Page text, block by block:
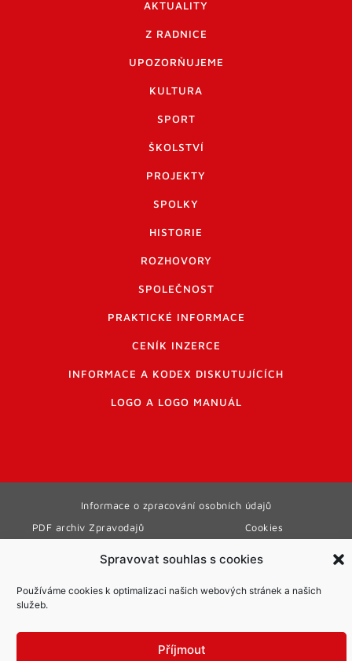
Spravovat souhlas s cookies
Používáme cookies k optimalizaci našich webových stránek a našich
služeb.
Příjmout
AKTUALITY
Z RADNICE
UPOZORŇUJEME
KULTURA
SPORT
ŠKOLSTVÍ
PROJEKTY
SPOLKY
HISTORIE
ROZHOVORY
SPOLEČNOST
PRAKTICKÉ INFORMACE
CENÍK INZERCE
INFORMACE A KODEX DISKUTUJÍCÍCH
LOGO A LOGO MANUÁL
PDF archiv Zpravodajů
Informace o zpracování osobních údajů
Cookies